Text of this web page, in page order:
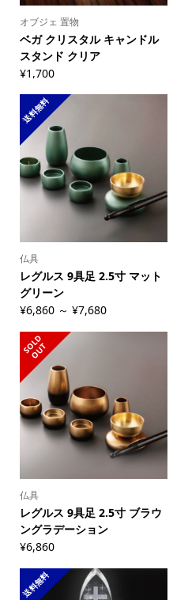
オブジェ 置物
ベガ クリスタル キャンドル
スタンド クリア
¥1,700
送料無料
仏具
レグルス 9具足 2.5寸 マット
グリーン
¥6,860 ～ ¥7,680
S
O
L
D
O
U
T
仏具
レグルス 9具足 2.5寸 ブラウ
ングラデーション
¥6,860
送料無料